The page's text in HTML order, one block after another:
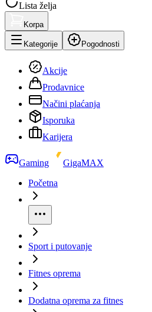
Lista želja
Korpa
Kategorije Pogodnosti
Akcije
Prodavnice
Načini plaćanja
Isporuka
Karijera
Gaming
GigaMAX
Početna
Sport i putovanje
Fitnes oprema
Dodatna oprema za fitnes